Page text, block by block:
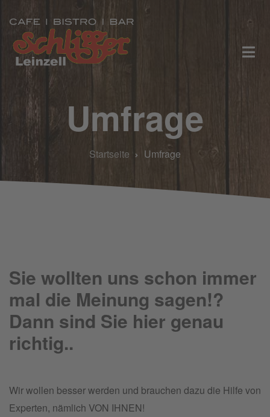
zum
Inhalt
Umfrage
Pfadnavigation
Startseite Umfrage
Sie wollten uns schon immer
mal die Meinung sagen!?
Dann sind Sie hier genau
richtig..
Wir wollen besser werden und brauchen dazu die Hilfe von
Experten, nämlich VON IHNEN!